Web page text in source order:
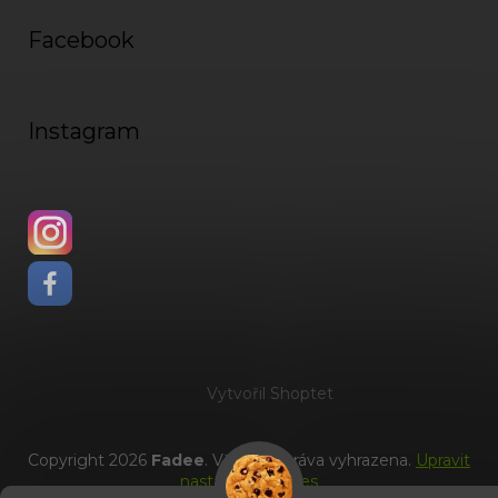
Facebook
Instagram
Vytvořil Shoptet
Copyright 2026 Fadee. Všechna práva vyhrazena. Upravit
nastavení cookies